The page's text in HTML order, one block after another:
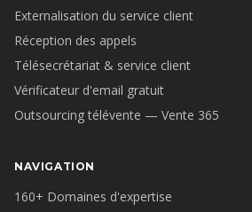
Externalisation du service client
Réception des appels
Télésecrétariat & service client
Vérificateur d'email gratuit
Outsourcing télévente — Vente 365
NAVIGATION
160+ Domaines d'expertise